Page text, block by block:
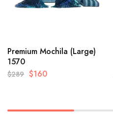
Premium Mochila (Large)
1570
$289 $160